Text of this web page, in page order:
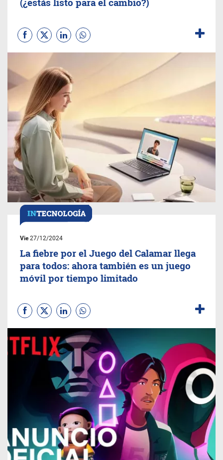
Vie27/12/2024
La fiebre por el Juego del Calamar llega
para todos: ahora también es un juego
móvil por tiempo limitado